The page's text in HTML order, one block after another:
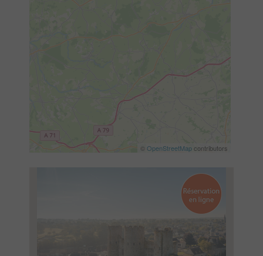
© OpenStreetMapcontributors